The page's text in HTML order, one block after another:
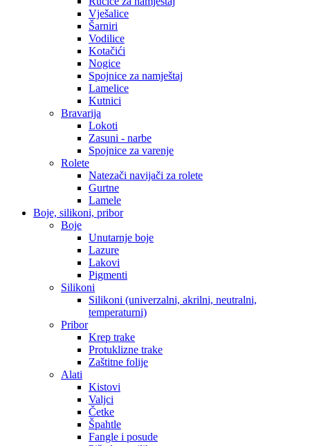
Vješalice
Šarniri
Vodilice
Kotačići
Nogice
Spojnice za namještaj
Lamelice
Kutnici
Bravarija
Lokoti
Zasuni - narbe
Spojnice za varenje
Rolete
Natezači navijači za rolete
Gurtne
Lamele
Boje, silikoni, pribor
Boje
Unutarnje boje
Lazure
Lakovi
Pigmenti
Silikoni
Silikoni (univerzalni, akrilni, neutralni,
temperaturni)
Pribor
Krep trake
Protuklizne trake
Zaštitne folije
Alati
Kistovi
Valjci
Četke
Špahtle
Fangle i posude